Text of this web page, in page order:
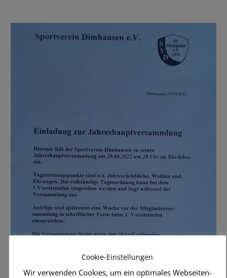
Cookie-Einstellungen
Wir verwenden Cookies, um ein optimales Webseiten-